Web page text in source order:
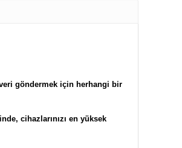
göndermek için herhangi bir
cihazlarınızı en yüksek